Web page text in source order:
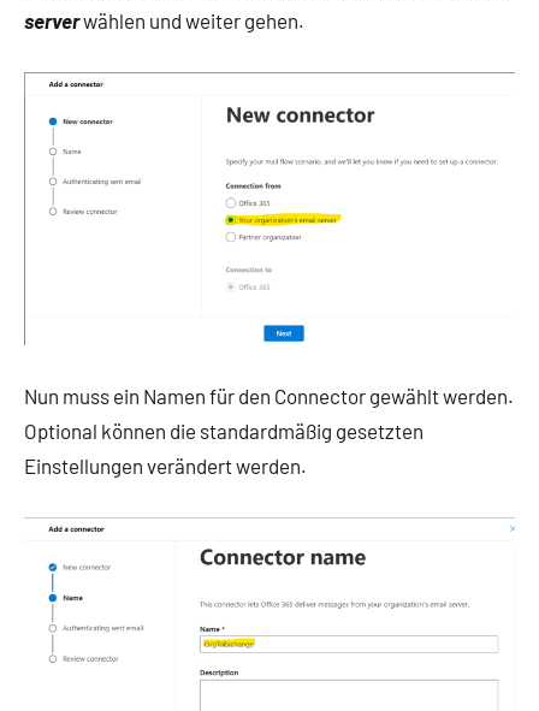
serverwählen und weiter gehen.
Nun muss ein Namen für den Connector gewählt werden.
Optional können die standardmäßig gesetzten
Einstellungen verändert werden.